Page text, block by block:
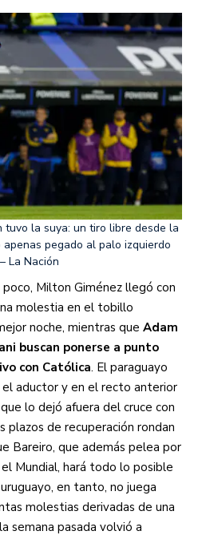
tuvo la suya: un tiro libre desde la
pegado al palo izquierdo
La Nación
Milton Giménez llegó con
molestia en el tobillo
noche, mientras que Adam
buscan ponerse a punto
con Católica. El paraguayo
aductor y en el recto anterior
lo dejó afuera del cruce con
plazos de recuperación rondan
Bareiro, que además pelea por
Mundial, hará todo lo posible
en tanto, no juega
molestias derivadas de una
semana pasada volvió a